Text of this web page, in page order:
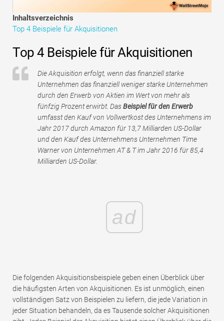
Vollständige Form
Risikomanagement-Tutorials
Inhaltsverzeichnis
Top 4 Beispiele für Akquisitionen
Top 4 Beispiele für Akquisitionen
Die Akquisition erfolgt, wenn das finanziell starke
Unternehmen das finanziell weniger starke Unternehmen
durch den Erwerb von Aktien im Wert von mehr als
fünfzig Prozent erwirbt. DasBeispiel für den Erwerb
umfasst den Kauf von Vollwertkost des Unternehmens im
Jahr 2017 durch Amazon für 13,7 Milliarden US-Dollar
und den Kauf des Unternehmens Unternehmen Time
Warner von Unternehmen AT & T im Jahr 2016 für 85,4
Milliarden US-Dollar.
ad
Die folgenden Akquisitionsbeispiele geben einen Überblick über
die häufigsten Arten von Akquisitionen. Es ist unmöglich, einen
vollständigen Satz von Beispielen zu liefern, die jede Variation in
jeder Situation behandeln, da es Tausende solcher Akquisitionen